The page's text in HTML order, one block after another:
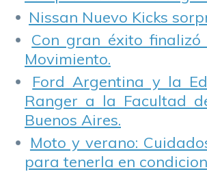
Nissan Nuevo Kicks
Con gran éxito
Movimiento.
Ford Argentina y la
Ranger a la Facultad
Buenos Aires.
Moto y verano:
para tenerla en